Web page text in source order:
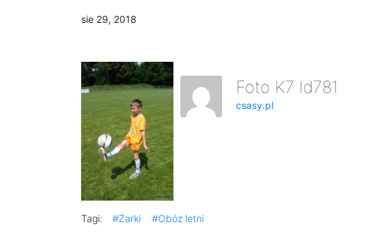
sie 29, 2018
Foto K7 Id781
csasy.pl
Tagi: #Żarki #Obóz letni